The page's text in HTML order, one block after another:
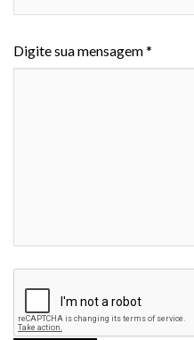
Digite sua mensagem *